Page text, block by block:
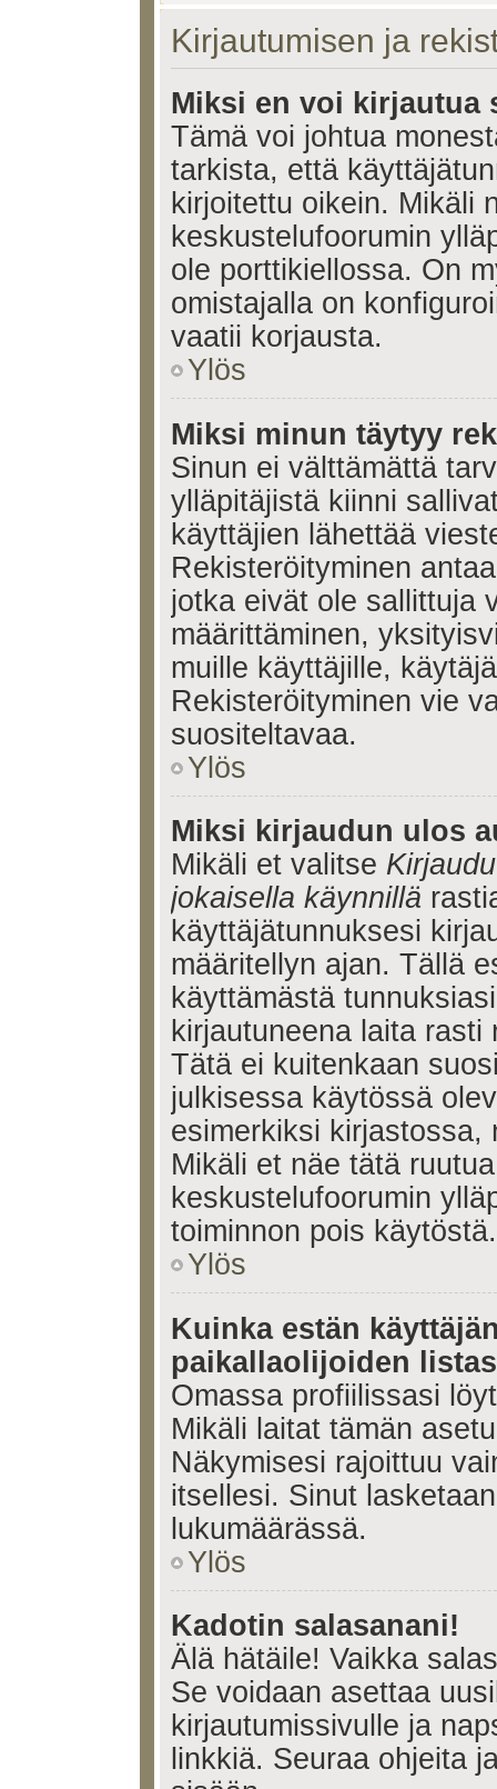
Kirjautumisen ja
Miksi en voi kirjautua
Tämä voi johtua
tarkista, että
kirjoitettu oikein. Mikäli
keskustelufoorumin
ole porttikiellossa. On
omistajalla on
vaatii korjausta.
Ylös
Miksi minun täytyy
Sinun ei välttämättä
ylläpitäjistä kiinni
käyttäjien lähettää
Rekisteröityminen
jotka eivät ole sallittuja
määrittäminen,
muille käyttäjille,
Rekisteröityminen vie
suositeltavaa.
Ylös
Miksi kirjaudun ulos
Mikäli et valitse
jokaisella käynnillä
käyttäjätunnuksesi
määritellyn ajan. Tällä
käyttämästä
kirjautuneena laita
Tätä ei kuitenkaan
julkisessa käytössä
esimerkiksi
Mikäli et näe tätä
keskustelufoorumin
toiminnon pois käytöstä.
Ylös
Kuinka estän
paikallaolijoiden
Omassa profiilissasi
Mikäli laitat tämän
Näkymisesi rajoittuu
itsellesi. Sinut
lukumäärässä.
Ylös
Kadotin salasanani!
Älä hätäile! Vaikka
Se voidaan asettaa
kirjautumissivulle ja
linkkiä. Seuraa ohjeita